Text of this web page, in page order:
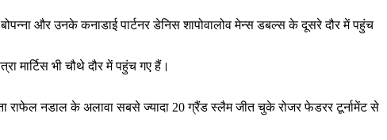
और उनके कनाडाई पार्टनर डेनिस शापोवालोव मेन्स डबल्स के दूसरे दौर में पहुंच
मार्टिस भी चौथे दौर में पहुंच गए हैं।
राफेल नडाल के अलावा सबसे ज्यादा 20 ग्रैंड स्लैम जीत चुके रोजर फेडरर टूर्नामेंट से